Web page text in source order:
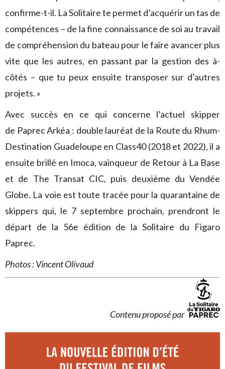
confirme-t-il. La Solitaire te permet d’acquérir un tas de
compétences – de la fine connaissance de soi au travail
de compréhension du bateau pour le faire avancer plus
vite que les autres, en passant par la gestion des à-
côtés – que tu peux ensuite transposer sur d’autres
projets. »
Avec succès en ce qui concerne l’actuel skipper
de Paprec Arkéa : double lauréat de la Route du Rhum-
Destination Guadeloupe en Class40 (2018 et 2022), il a
ensuite brillé en Imoca, vainqueur de Retour à La Base
et de The Transat CIC, puis deuxième du Vendée
Globe. La voie est toute tracée pour la quarantaine de
skippers qui, le 7 septembre prochain, prendront le
départ de la 56e édition de la Solitaire du Figaro
Paprec.
Photos : Vincent Olivaud
Contenu proposé par